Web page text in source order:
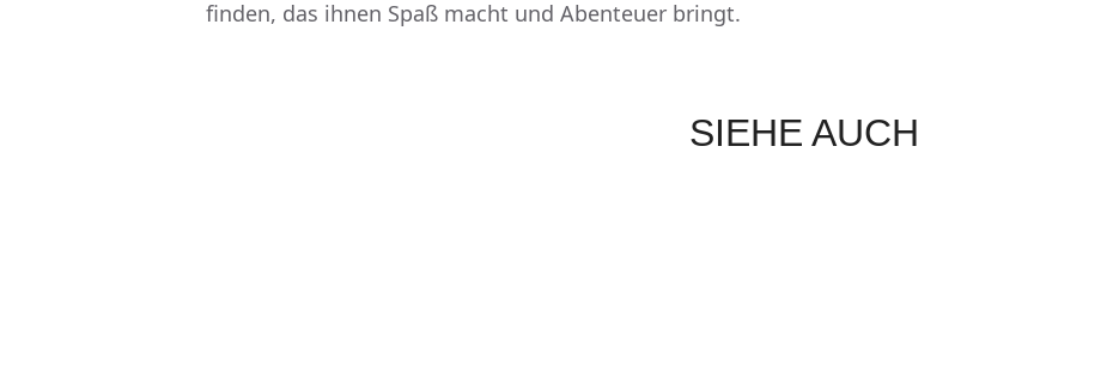
finden, das ihnen Spaß macht und Abenteuer bringt.
SIEHE AUCH